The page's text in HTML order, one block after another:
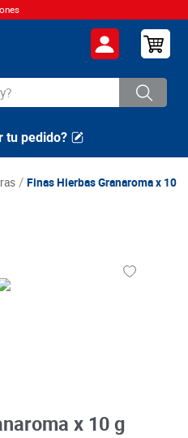
tu pedido?
Finas Hierbas Granaroma x 10
x 10 g